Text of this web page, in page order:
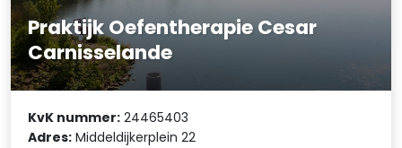
Praktijk Oefentherapie Cesar
Carnisselande
KvK nummer: 24465403
Adres: Middeldijkerplein 22